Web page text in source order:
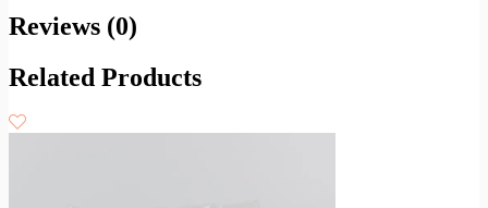
Reviews (0)
Related Products